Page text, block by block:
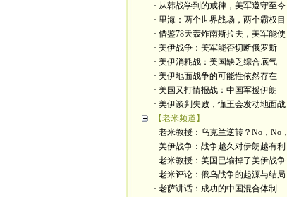
· 从韩战学到的戒律，美军遵守至今
· 里海：两个世界战场，两个霸权目
· 借鉴78天轰炸南斯拉夫，美军能使
· 美伊战争：美军能否切断俄罗斯-
· 美伊消耗战：美国缺乏综合底气
· 美伊地面战争的可能性依然存在
· 美国又打情报战：中国军援伊朗
· 美伊谈判失败，懂王会发动地面战
【老米频道】
· 老米教授：乌克兰逆转？No，No，
· 美伊战争：战争越久对伊朗越有利
· 老米教授：美国已输掉了美伊战争
· 老米评论：俄乌战争的起源与结局
· 老萨讲话：成功的中国混合体制